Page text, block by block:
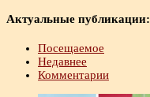
Актуальные публикации:
Посещаемое
Недавнее
Комментарии